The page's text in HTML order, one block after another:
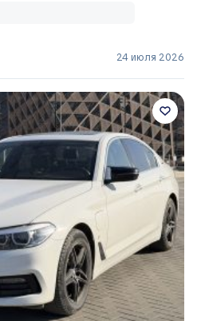
24 июля 2026